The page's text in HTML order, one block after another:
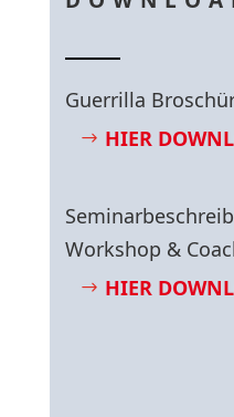
Guerrilla
HIER
Workshop &
HIER